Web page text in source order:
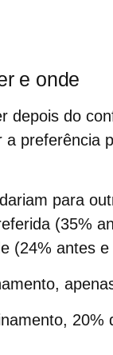
e onde
depois do
a preferência
para
(35%
(24% antes e
20%